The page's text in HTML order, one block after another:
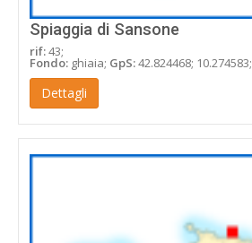
Spiaggia di Sansone
rif:43;
Fondo: ghiaia; GpS:42.824468; 10.274583;
Dettagli